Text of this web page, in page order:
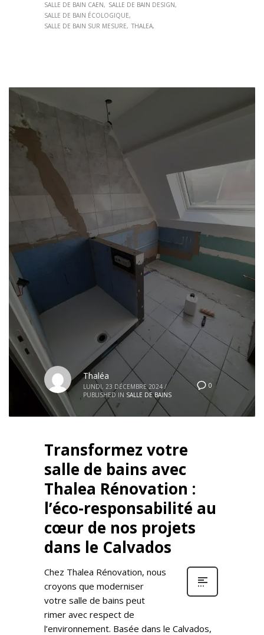
SALLE DE BAIN CAEN
SALLE DE BAIN DESIGN
SALLE DE BAIN ÉCOLOGIQUE​
SALLE DE BAIN SUR MESURE
THALEA
0
Thaléa
LUNDI, 23 DÉCEMBRE 2024 /
PUBLISHED IN SALLE DE BAINS
Transformez votre
salle de bains avec
Thalea Rénovation :
l’éco-responsabilité au
cœur de nos projets
dans le Calvados
Chez Thalea Rénovation, nous
croyons que moderniser
votre salle de bains peut
rimer avec respect de
l’environnement. Basée dans le Calvados,